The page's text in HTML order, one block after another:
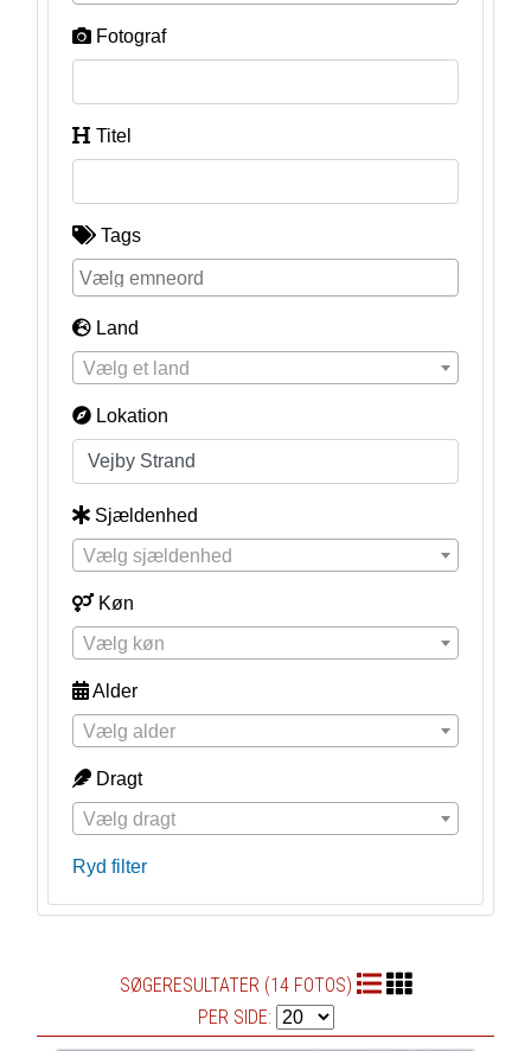
Fotograf
Titel
Tags
Land
Vælg et land
Lokation
Sjældenhed
Vælg sjældenhed
Køn
Vælg køn
Alder
Vælg alder
Dragt
Vælg dragt
Ryd filter
SØGERESULTATER (14 FOTOS)
PER SIDE: